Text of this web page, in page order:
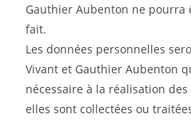
Gauthier Aubenton ne pourra
fait.
Les données personnelles
Vivant et Gauthier Aubenton
nécessaire à la réalisation
elles sont collectées ou